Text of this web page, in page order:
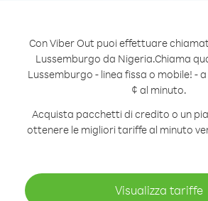
Con Viber Out puoi effettuare
Lussemburgo da Nigeria.Chiama
Lussemburgo - linea fissa o mobile! -
¢ al minuto.
Acquista pacchetti di credito o un
ottenere le migliori tariffe al minuto
Visualizza tariffe